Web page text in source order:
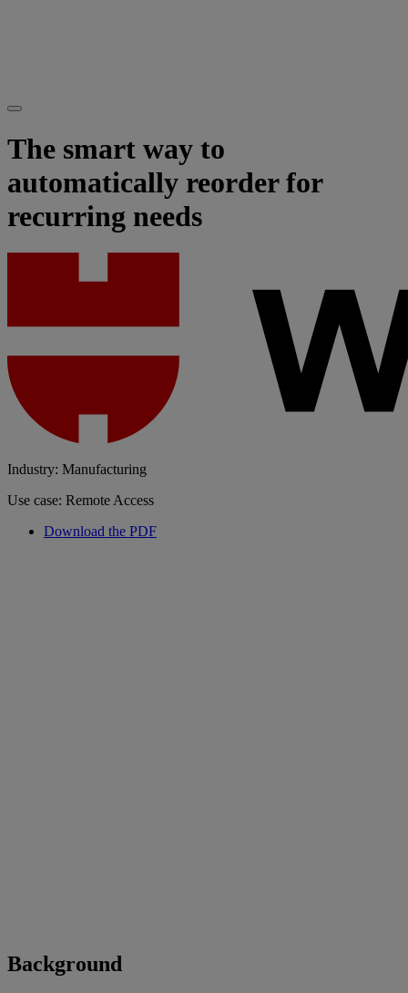
The smart way to
automatically reorder for
recurring needs
Industry: Manufacturing
Use case: Remote Access
Download the PDF
Background